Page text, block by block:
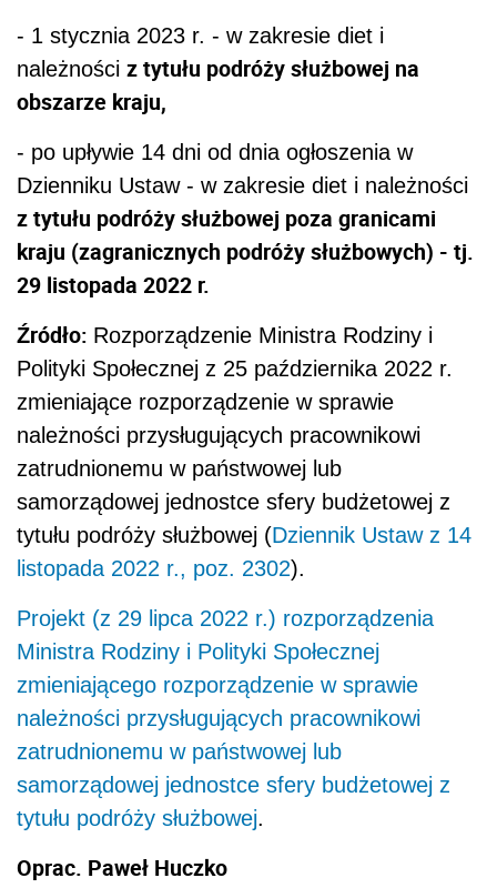
- 1 stycznia 2023 r. - w zakresie diet i
należności z tytułu podróży służbowej na
obszarze kraju,
- po upływie 14 dni od dnia ogłoszenia w
Dzienniku Ustaw - w zakresie diet i należności
z tytułu podróży służbowej poza granicami
kraju (zagranicznych podróży służbowych) - tj.
29 listopada 2022 r.
Źródło: Rozporządzenie Ministra Rodziny i
Polityki Społecznej z 25 października 2022 r.
zmieniające rozporządzenie w sprawie
należności przysługujących pracownikowi
zatrudnionemu w państwowej lub
samorządowej jednostce sfery budżetowej z
tytułu podróży służbowej (Dziennik Ustaw z 14
listopada 2022 r., poz. 2302).
Projekt (z 29 lipca 2022 r.) rozporządzenia
Ministra Rodziny i Polityki Społecznej
zmieniającego rozporządzenie w sprawie
należności przysługujących pracownikowi
zatrudnionemu w państwowej lub
samorządowej jednostce sfery budżetowej z
tytułu podróży służbowej.
Oprac. Paweł Huczko